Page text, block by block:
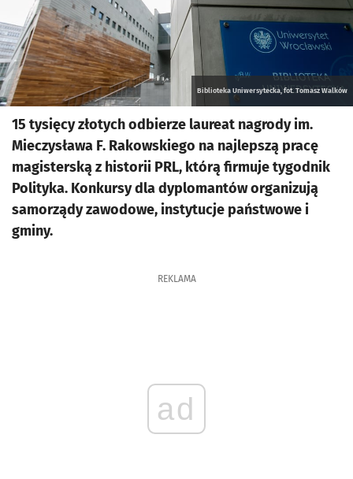
Biblioteka Uniwersytecka, fot. Tomasz Walków
15 tysięcy złotych odbierze laureat nagrody im.
Mieczysława F. Rakowskiego na najlepszą pracę
magisterską z historii PRL, którą firmuje tygodnik
Polityka. Konkursy dla dyplomantów organizują
samorządy zawodowe, instytucje państwowe i
gminy.
REKLAMA
ad